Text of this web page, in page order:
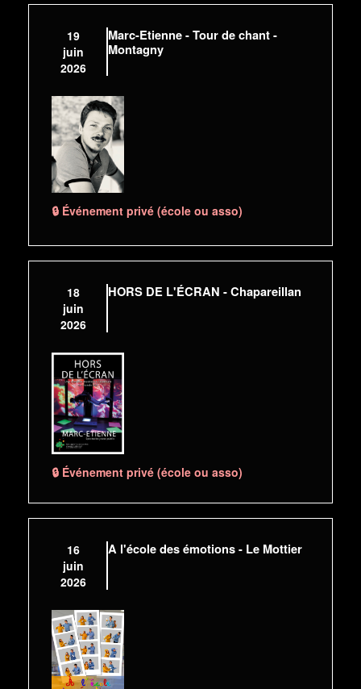
19
juin
2026
Marc-Etienne - Tour de chant -
Montagny
🔒 Événement privé (école ou asso)
18
juin
2026
HORS DE L'ÉCRAN - Chapareillan
🔒 Événement privé (école ou asso)
16
juin
2026
A l'école des émotions - Le Mottier